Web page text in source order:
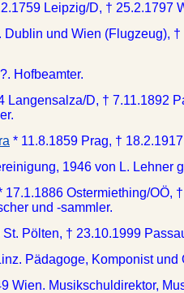
Leipzig/D, † 25.2.1797
Dublin und Wien (Flugzeug),
Hofbeamter.
Langensalza/D, † 7.11.1892
* 11.8.1859 Prag, †
1946 von L. Lehner
17.1.1886 Ostermiething/OÖ,
und -sammler.
St. Pölten, † 23.10.1999
Pädagoge, Komponist und
Wien. Musikschuldirektor,